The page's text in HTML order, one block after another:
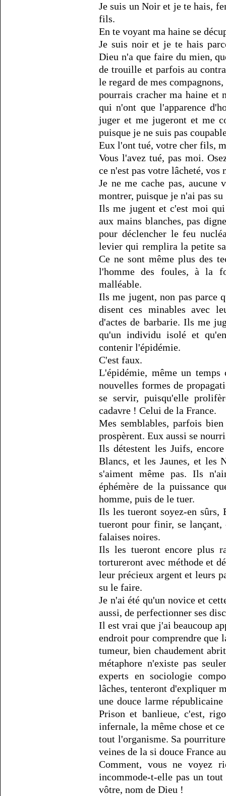
Je suis un Noir et je te hais,
fils.
En te voyant ma haine se
Je suis noir et je te hais
Dieu n'a que faire du mien,
de trouille et parfois au
le regard de mes
pourrais cracher ma haine et
qui n'ont que l'apparence
juger et me jugeront et me
puisque je ne suis pas
Eux l'ont tué, votre cher fils,
Vous l'avez tué, pas moi.
ce n'est pas votre lâcheté,
Je ne me cache pas,
montrer, puisque je n'ai pas
Ils me jugent et c'est moi
aux mains blanches, pas
pour déclencher le feu
levier qui remplira la petite
Ce ne sont même plus des
l'homme des foules, à la
malléable.
Ils me jugent, non pas parce
disent ces minables avec
d'actes de barbarie. Ils me
qu'un individu isolé et
contenir l'épidémie.
C'est faux.
L'épidémie, même un
nouvelles formes de
se servir, puisqu'elle
cadavre ! Celui de la France.
Mes semblables, parfois
prospèrent. Eux aussi se
Ils détestent les Juifs,
Blancs, et les Jaunes, et les
s'aiment même pas. Ils
éphémère de la puissance
homme, puis de le tuer.
Ils les tueront soyez-en sûrs,
tueront pour finir, se lançant,
falaises noires.
Ils les tueront encore plus
tortureront avec méthode et
leur précieux argent et leurs
su le faire.
Je n'ai été qu'un novice et
aussi, de perfectionner ses
Il est vrai que j'ai beaucoup
endroit pour comprendre que
tumeur, bien chaudement
métaphore n'existe pas
experts en sociologie
lâches, tenteront d'expliquer
une douce larme
Prison et banlieue, c'est,
infernale, la même chose et
tout l'organisme. Sa
veines de la si douce France
Comment, vous ne voyez
incommode-t-elle pas un
vôtre, nom de Dieu !